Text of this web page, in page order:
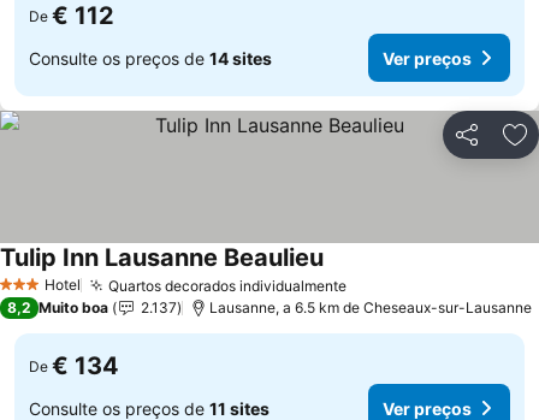
De € 112
Consulte os preços de 14 sites Ver preços
Partilhar
3 EstrelasHotel Quartos decorados individualmente
Tulip Inn Lausanne Beaulieu
8,2 Muito boa 2.137 Lausanne, a 6.5 km de Cheseaux-sur-Lausanne
De € 134
Consulte os preços de 11 sites Ver preços